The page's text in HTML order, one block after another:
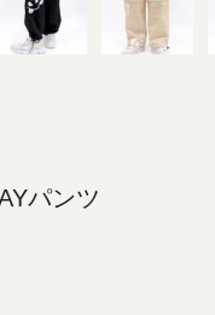
パンツ